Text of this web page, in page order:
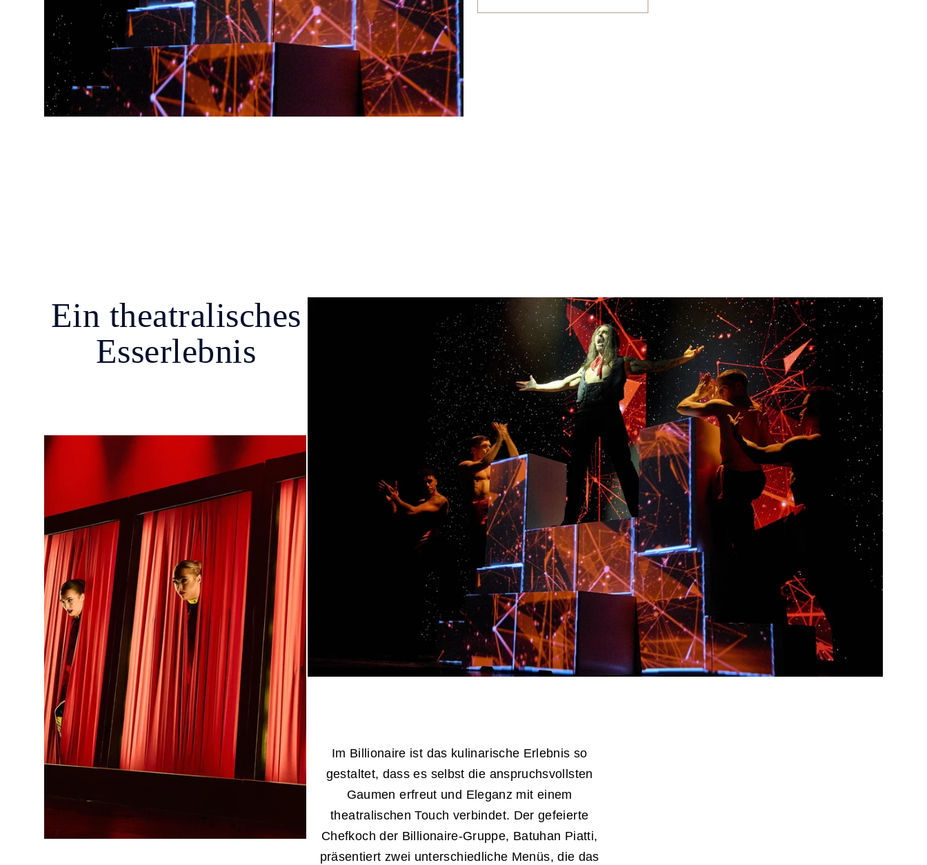
Ein theatralisches
Esserlebnis
Im Billionaire ist das kulinarische Erlebnis so
gestaltet, dass es selbst die anspruchsvollsten
Gaumen erfreut und Eleganz mit einem
theatralischen Touch verbindet. Der gefeierte
Chefkoch der Billionaire-Gruppe, Batuhan Piatti,
präsentiert zwei unterschiedliche Menüs, die das